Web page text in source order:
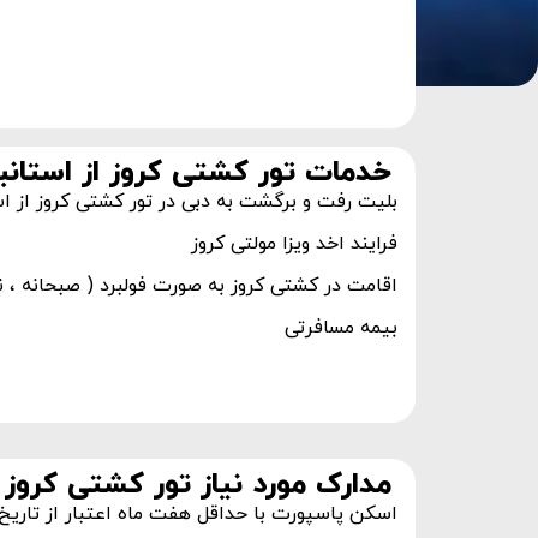
خدمات تور کشتی کروز از
بلیت رفت و برگشت به دبی در تور کشتی کروز از
فرایند اخد ویزا مولتی کروز
اقامت در کشتی کروز به صورت فولبرد ( صبحانه
بیمه مسافرتی​
مدارک مورد نیاز تور کشتی کروز
اسکن پاسپورت با حداقل هفت ماه اعتبار از